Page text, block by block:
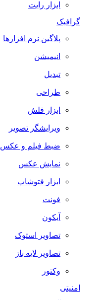
ابزار رایت
گرافیک
پلاگین نرم افزارها
انیمیشن
تبدیل
طراحی
ابزار فلش
ویرایشگر تصویر
ضبط فيلم و عكس
نمایش عکس
ابزار فتوشاپ
فونت
آیکون
تصاویر استوک
تصاویر لایه باز
وکتور
امنیتی